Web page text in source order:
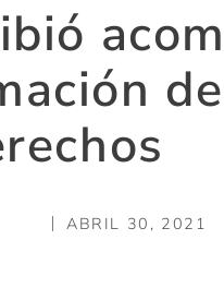
ABRIL 30, 2021